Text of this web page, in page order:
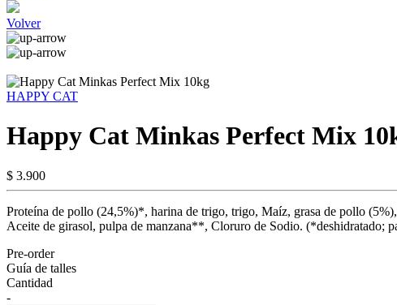
Volver
HAPPY CAT
Happy Cat Minkas Perfect Mix
$ 3.900
Proteína de pollo (24,5%)*, harina de trigo, trigo, Maíz, grasa de pollo
Aceite de girasol, pulpa de manzana**, Cloruro de Sodio.
Pre-order
Guía de talles
Cantidad
-